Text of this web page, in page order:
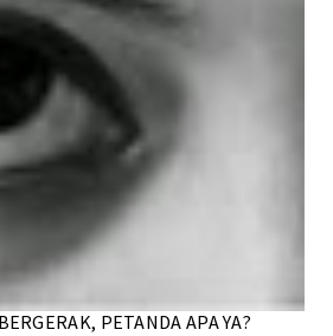
PETANDA APA YA?